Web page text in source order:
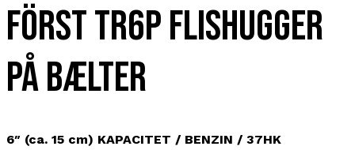
Först TR6P flishugger
på bælter
6″ (ca. 15 cm) KAPACITET / BENZIN / 37HK